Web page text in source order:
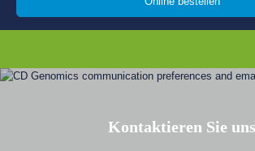
Kontaktieren Sie uns